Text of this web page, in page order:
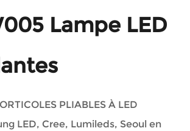
Lampe LED
PLIABLES À LED
LED, Cree, Lumileds, Seoul en